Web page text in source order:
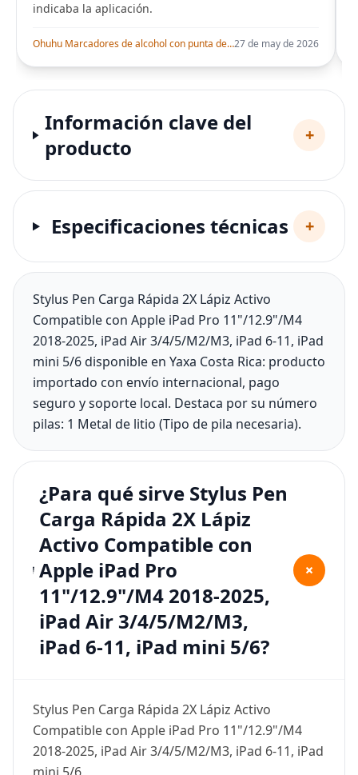
indicaba la aplicación.
Ohuhu Marcadores de alcohol con punta de pincel – Juego de marcadores artísticos de doble punta con certificación AP para artistas adultos27 de may de 2026
Información clave del
producto
+
Especificaciones técnicas +
Stylus Pen Carga Rápida 2X Lápiz Activo
Compatible con Apple iPad Pro 11"/12.9"/M4
2018-2025, iPad Air 3/4/5/M2/M3, iPad 6-11, iPad
mini 5/6 disponible en Yaxa Costa Rica: producto
importado con envío internacional, pago
seguro y soporte local. Destaca por su número
pilas: 1 Metal de litio (Tipo de pila necesaria).
¿Para qué sirve Stylus Pen
Carga Rápida 2X Lápiz
Activo Compatible con
Apple iPad Pro
11"/12.9"/M4 2018-2025,
iPad Air 3/4/5/M2/M3,
iPad 6-11, iPad mini 5/6?
+
Stylus Pen Carga Rápida 2X Lápiz Activo
Compatible con Apple iPad Pro 11"/12.9"/M4
2018-2025, iPad Air 3/4/5/M2/M3, iPad 6-11, iPad